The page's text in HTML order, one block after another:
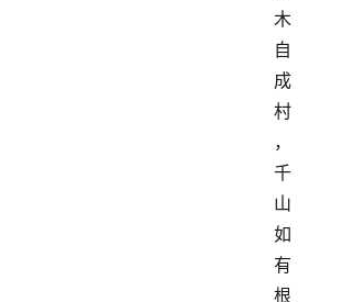
木
自
成
村
，
千
山
如
有
根